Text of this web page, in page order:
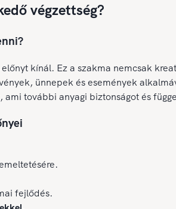
végzettség?
előnyt kínál. Ez a szakma nemcsak
ünnepek és események
további anyagi biztonságot és
fejlődés.